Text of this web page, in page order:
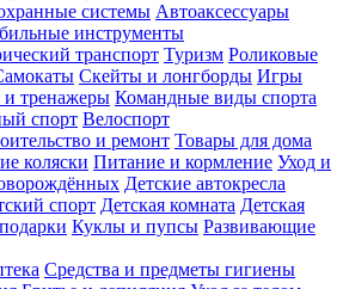
системы Автоаксессуары
инструменты
транспорт Туризм Роликовые
Скейты и лонгборды Игры
тренажеры Командные виды спорта
спорт Велоспорт
и ремонт Товары для дома
коляски Питание и кормление Уход и
Детские автокресла
спорт Детская комната Детская
Куклы и пупсы Развивающие
Средства и предметы гигиены